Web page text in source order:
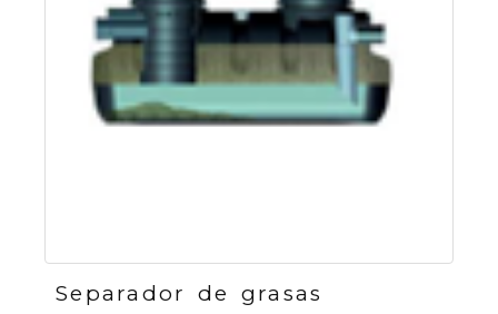
Separador de grasas